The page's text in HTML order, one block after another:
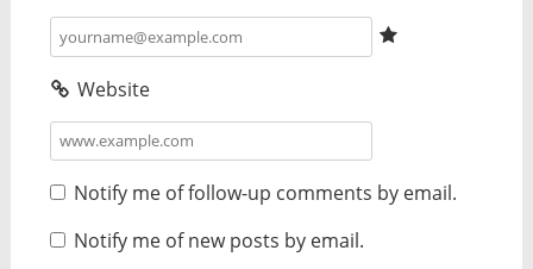
Website
Notify me of follow-up comments by email.
Notify me of new posts by email.